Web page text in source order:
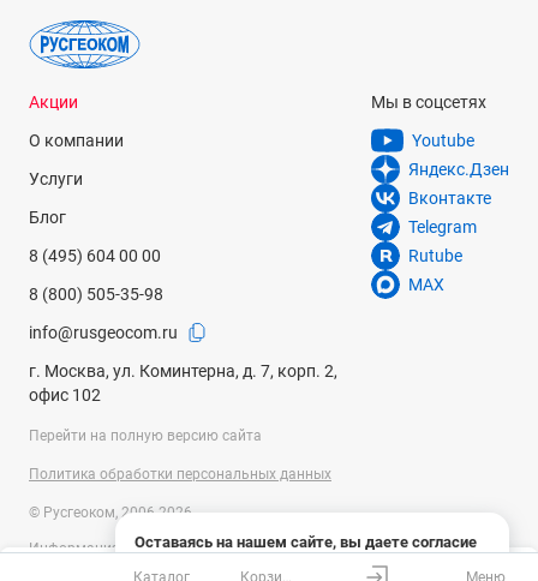
Оставаясь на нашем сайте, вы даете согласие
на использование файлов cookies и сбор данных
Акции
О компании
Услуги
Блог
8 (495) 604 00 00
8 (800) 505-35-98
info@rusgeocom.ru
г. Москва, ул. Коминтерна, д. 7, корп. 2,
офис 102
Мы в соцсетях
Youtube
Яндекс.Дзен
Вконтакте
Telegram
Rutube
MAX
Перейти на полную версию сайта
Политика обработки персональных данных
© Русгеоком, 2006-2026
Информация на сайте носит справочный характер и не является
публичной офертой, определяемой положениями Статьи 437
Каталог Меню